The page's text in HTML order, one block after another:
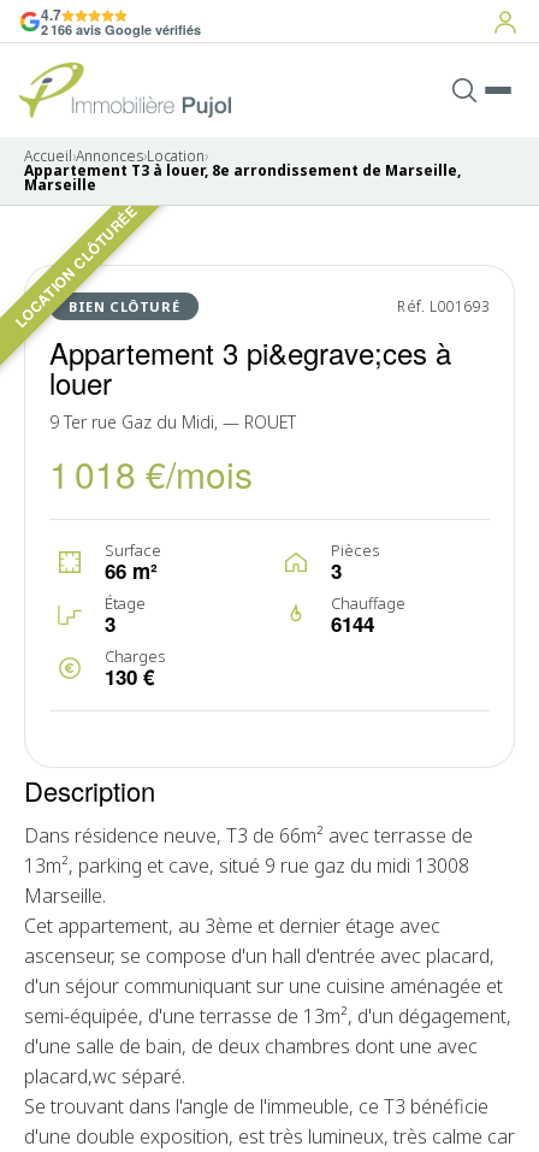
4.7
2 166 avis Google vérifiés
Accueil›Annonces›Location›
Appartement T3 à louer, 8e arrondissement de Marseille,
Marseille
LOCATION CLÔTURÉE
BIEN CLÔTURÉ Réf. L001693
Appartement 3 pi&egrave;ces à
louer
9 Ter rue Gaz du Midi, — ROUET
1 018 €/mois
Surface
66 m²
Pièces
3
Étage
3
Chauffage
6144
Charges
130 €
Pas de photo disponible
LOUÉ
Description
Dans résidence neuve, T3 de 66m² avec terrasse de
13m², parking et cave, situé 9 rue gaz du midi 13008
Marseille.
Cet appartement, au 3ème et dernier étage avec
ascenseur, se compose d'un hall d'entrée avec placard,
d'un séjour communiquant sur une cuisine aménagée et
semi-équipée, d'une terrasse de 13m², d'un dégagement,
d'une salle de bain, de deux chambres dont une avec
placard,wc séparé.
Se trouvant dans l'angle de l'immeuble, ce T3 bénéficie
d'une double exposition, est très lumineux, très calme car